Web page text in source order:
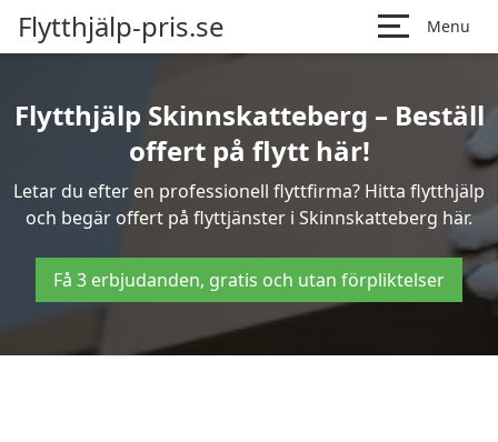
Flytthjälp-pris.se Menu
Flytthjälp Skinnskatteberg – Beställ
offert på flytt här!
Letar du efter en professionell flyttfirma? Hitta flytthjälp
och begär offert på flyttjänster i Skinnskatteberg här.
Få 3 erbjudanden, gratis och utan förpliktelser